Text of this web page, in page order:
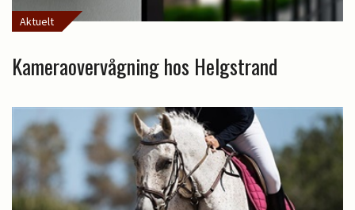
Aktuelt
Kameraovervågning hos Helgstrand